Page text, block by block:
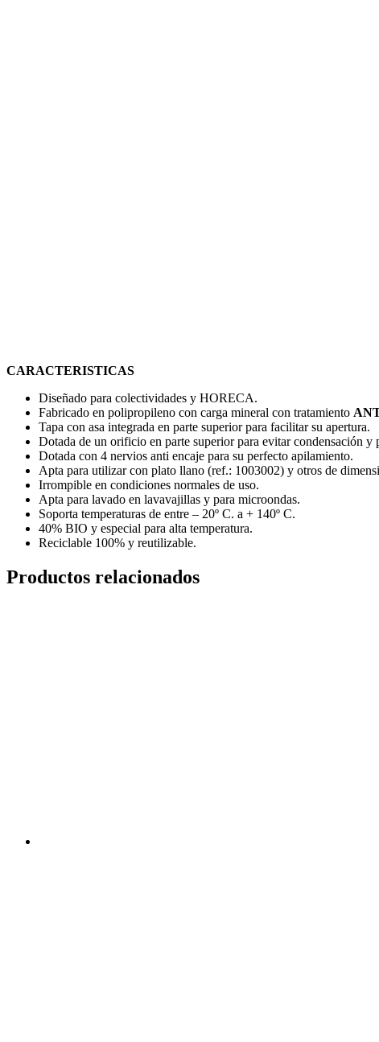
CARACTERISTICAS
Diseñado para colectividades y HORECA.
Fabricado en polipropileno con carga mineral con tratamiento
Tapa con asa integrada en parte superior para facilitar su apertura.
Dotada de un orificio en parte superior para evitar condensación y
Dotada con 4 nervios anti encaje para su perfecto apilamiento.
Apta para utilizar con plato llano (ref.: 1003002) y otros de
Irrompible en condiciones normales de uso.
Apta para lavado en lavavajillas y para microondas.
Soporta temperaturas de entre – 20º C. a + 140º C.
40% BIO y especial para alta temperatura.
Reciclable 100% y reutilizable.
Productos relacionados